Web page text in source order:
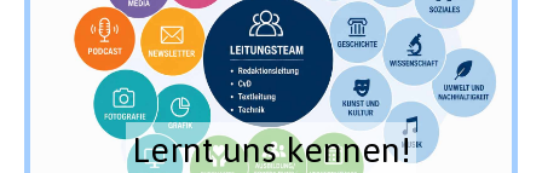
Lernt uns kennen!